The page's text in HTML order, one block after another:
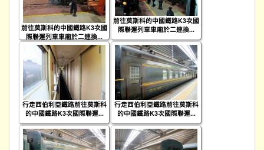
前往莫斯科的中國鐵路K3次國
際聯運列車車廂於二連換...
前往莫斯科的中國鐵路K3次國
際聯運列車車廂於二連換...
行走西伯利亞鐵路前往莫斯科
的中國鐵路K3次國際聯運...
行走西伯利亞鐵路前往莫斯科
的中國鐵路K3次國際聯運...